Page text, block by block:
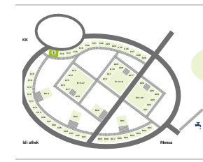
A09
A08
A07
A10
A11
A12
E10-18
A06
A05
A04
A03
A02
A01
E01-09
B02
A17
A18
A14
A15
A16
E19-27
A13
B01
B03
B04
C17
C18
C19
C20
C21 C22 C23
C24 C25
C26
C27
C28
C29
C01
C02
C03
C04
C05
C06
C07
C08
C09
C10
C11
C12
C13
C14
C15
D09 D07 D06 D05
D04
D03
D02
D01
C16
Mensa
Bibliothek
AKK